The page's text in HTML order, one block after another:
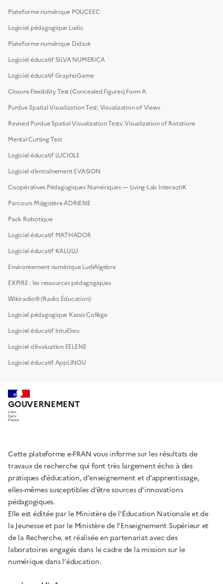
Plateforme numérique POUCEEC
Logiciel pédagogique Ludic
Plateforme numérique Didask
Logiciel éducatif SILVA NUMERICA
Logiciel éducatif GraphoGame
Closure Flexibility Test (Concealed Figures) Form A
Purdue Spatial Visualization Test: Visualization of Views
Revised Purdue Spatial Visualization Tests: Visualization of Rotations
Mental Cutting Test
Logiciel éducatif LUCIOLE
Logiciel d’entraînement EVASION
Coopératives Pédagogiques Numériques — Living-Lab InteractiK
Parcours M@gistère ADRIENE
Pack Robotique
Logiciel éducatif MATHADOR
Logiciel éducatif KALULU
Environnement numérique LudiAlgebre
EXPIRE : les ressources pédagogiques
Wikiradio® (Radio Éducation)
Logiciel pédagogique Kassis Collège
Logiciel éducatif IntuiGeo
Logiciel d’évaluation EELENE
Logiciel éducatif AppLINOU
GOUVERNEMENT
Liberté
Égalité
Fraternité
Cette plateforme e-FRAN vous informe sur les résultats de
travaux de recherche qui font très largement écho à des
pratiques d’éducation, d’enseignement et d’apprentissage,
elles-mêmes susceptibles d’être sources d’innovations
pédagogiques.
Elle est éditée par le Ministère de l'Éducation Nationale et de
la Jeunesse et par le Ministère de l'Enseignement Supérieur et
de la Recherche, et réalisée en partenariat avec des
laboratoires engagés dans le cadre de la mission sur le
numérique dans l'éducation.